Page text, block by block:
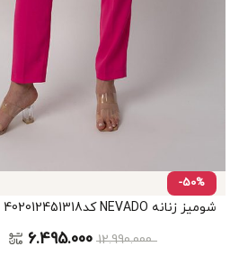
-50%
شومیز زنانه NEVADO کد402012451318
12.990.000
6.495.000